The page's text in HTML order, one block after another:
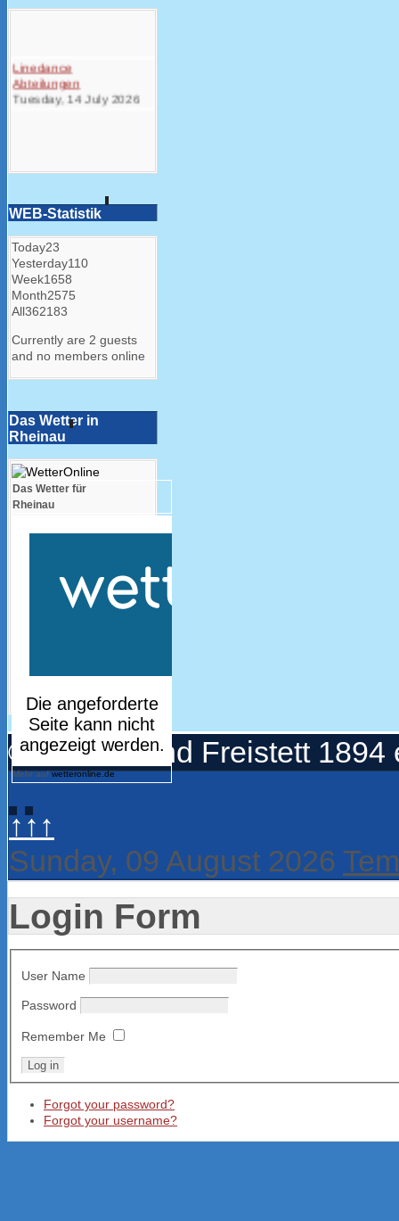
Linedance
Abteilungen
Tuesday, 14 July 2026
WEB-Statistik
Today23
Yesterday110
Week1658
Month2575
All362183
Currently are 2 guests
and no members online
Das Wetter in
Rheinau
Das Wetter für
Rheinau
Mehr aufwetteronline.de
© Turnerbund Freistett 1894
↑↑↑
Sunday, 09 August 2026
Login Form
User Name
Password
Remember Me
Forgot your password?
Forgot your username?